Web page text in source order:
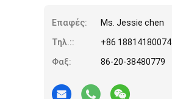
Επαφές:
Ms. Jessie chen
Τηλ.::
+86 18814180074
Φαξ:
86-20-38480779